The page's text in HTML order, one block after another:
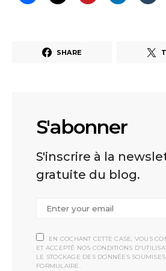
SHARE
S'abonner
S'inscrire à la
gratuite du blog.
EN COCHANT CETTE CASE, VOUS
ET ACCEPTÉ NOS CONDITIONS
LE STOCKAGE DES DONNÉES
FORMULAIRE.